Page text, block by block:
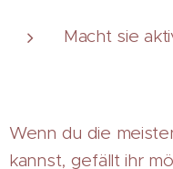
Macht sie
Wenn du die
kannst, gefällt ihr